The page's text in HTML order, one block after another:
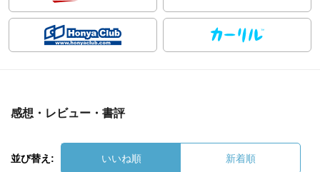
感想・レビュー・書評
並び替え: いいね順 新着順